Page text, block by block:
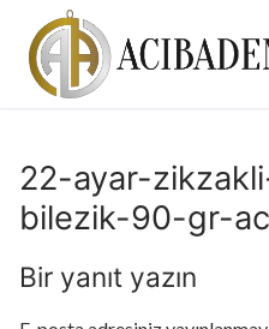
22-ayar-
bilezik-90-gr-
Bir yanıt yazın